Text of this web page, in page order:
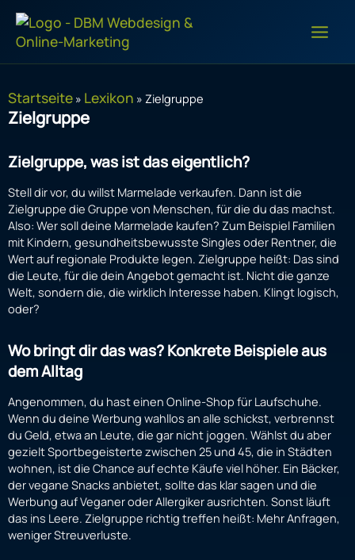
Zum
Inhalt
springen
Startseite » Lexikon » Zielgruppe
Zielgruppe
Zielgruppe, was ist das eigentlich?
Stell dir vor, du willst Marmelade verkaufen. Dann ist die
Zielgruppe die Gruppe von Menschen, für die du das machst.
Also: Wer soll deine Marmelade kaufen? Zum Beispiel Familien
mit Kindern, gesundheitsbewusste Singles oder Rentner, die
Wert auf regionale Produkte legen. Zielgruppe heißt: Das sind
die Leute, für die dein Angebot gemacht ist. Nicht die ganze
Welt, sondern die, die wirklich Interesse haben. Klingt logisch,
oder?
Wo bringt dir das was? Konkrete Beispiele aus
dem Alltag
Angenommen, du hast einen Online-Shop für Laufschuhe.
Wenn du deine Werbung wahllos an alle schickst, verbrennst
du Geld, etwa an Leute, die gar nicht joggen. Wählst du aber
gezielt Sportbegeisterte zwischen 25 und 45, die in Städten
wohnen, ist die Chance auf echte Käufe viel höher. Ein Bäcker,
der vegane Snacks anbietet, sollte das klar sagen und die
Werbung auf Veganer oder Allergiker ausrichten. Sonst läuft
das ins Leere. Zielgruppe richtig treffen heißt: Mehr Anfragen,
weniger Streuverluste.